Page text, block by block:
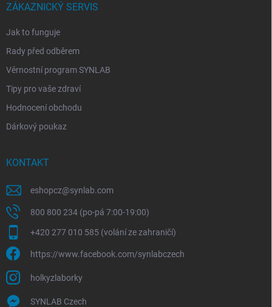
ZÁKAZNICKÝ SERVIS
Jak to funguje
Rady před odběrem
Věrnostní program SYNLAB
Tipy pro vaše zdraví
Hodnocení obchodu
Dárkový poukaz
KONTAKT
eshopcz@synlab.com
800 800 234 (po-pá 7:00-19:00)
+420 277 010 585 (volání ze zahraničí)
https://www.facebook.com/synlabczech
holkyzlaborky
SYNLAB Czech